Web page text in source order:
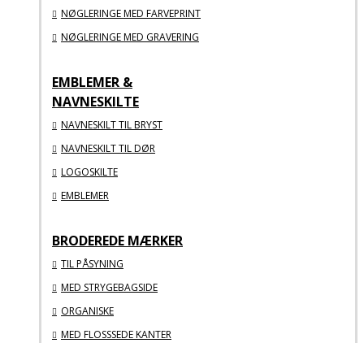
NØGLERINGE MED FARVEPRINT
NØGLERINGE MED GRAVERING
EMBLEMER &
NAVNESKILTE
NAVNESKILT TIL BRYST
NAVNESKILT TIL DØR
LOGOSKILTE
EMBLEMER
BRODEREDE MÆRKER
TIL PÅSYNING
MED STRYGEBAGSIDE
ORGANISKE
MED FLOSSSEDE KANTER